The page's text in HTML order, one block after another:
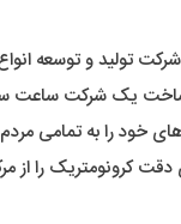
یک شرکت ساعت
خود را به تمامی مردم